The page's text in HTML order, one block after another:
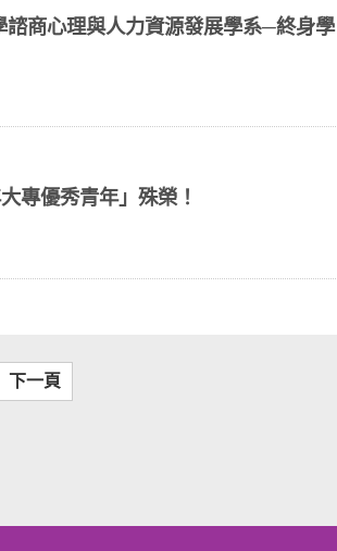
商心理與人力資源發展學系─終身學
專優秀青年」殊榮！
下一頁